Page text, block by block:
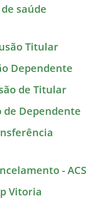
saúde
Titular
Dependente
de Titular
de Dependente
- ACS
Vitoria